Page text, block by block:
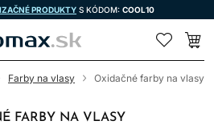
PRODUKTY S KÓDOM: COOL10
Farby na vlasy Oxidačné farby na vlasy
FARBY NA VLASY